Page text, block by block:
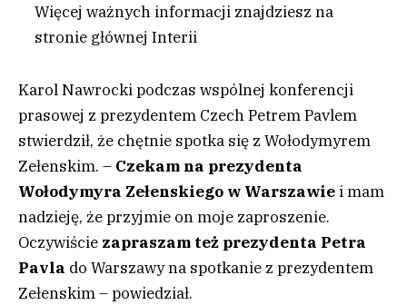
Więcej ważnych informacji znajdziesz na
stronie głównej Interii
Karol Nawrocki podczas wspólnej konferencji
prasowej z prezydentem Czech Petrem Pavlem
stwierdził, że chętnie spotka się z Wołodymyrem
Zełenskim. – Czekam na prezydenta
Wołodymyra Zełenskiego w Warszawie i mam
nadzieję, że przyjmie on moje zaproszenie.
Oczywiście zapraszam też prezydenta Petra
Pavla do Warszawy na spotkanie z prezydentem
Zełenskim – powiedział.